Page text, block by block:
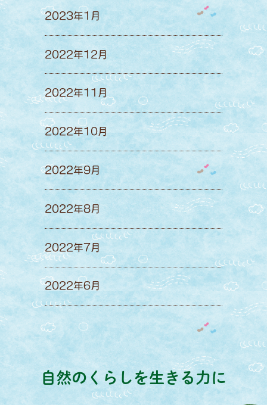
2023年1月
2022年12月
2022年11月
2022年10月
2022年9月
2022年8月
2022年7月
2022年6月
自然のくらしを生きる力に